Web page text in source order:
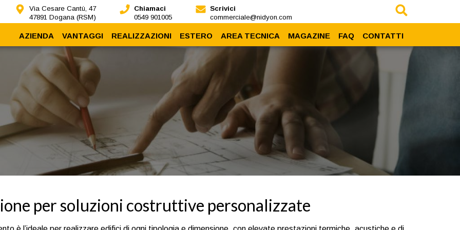
Via Cesare Cantù, 47
47891 Dogana (RSM)
Chiamaci
0549 901005
Scrivici
commerciale@nidyon.com
AZIENDA
Chi siamo
Dicono di noi
Nidyon Training
VANTAGGI
Sismoresistenza
Sostenibilità
Protezione
Rapidità
Coibentazione
Flessibilità
REALIZZAZIONI ESTERO
Nidyon all'estero
Impianti
AREA TECNICA
Area Download
MAGAZINE FAQ CONTATTI
per soluzioni costruttive personalizzate